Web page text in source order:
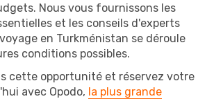
Nous vous fournissons les
et les conseils d'experts
en Turkménistan se déroule
conditions possibles.
cette opportunité et réservez votre
avec Opodo, la plus grande